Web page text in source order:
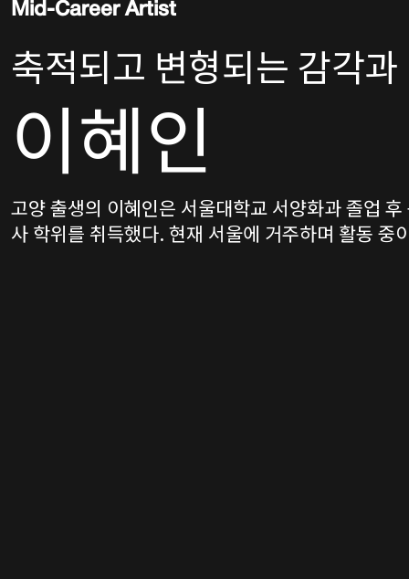
Mid-Career Artist
축적되고 변형되는 감각
이혜인
고양 출생의 이혜인은 서울대학교 서양화과 졸업
사 학위를 취득했다. 현재 서울에 거주하며 활동 중